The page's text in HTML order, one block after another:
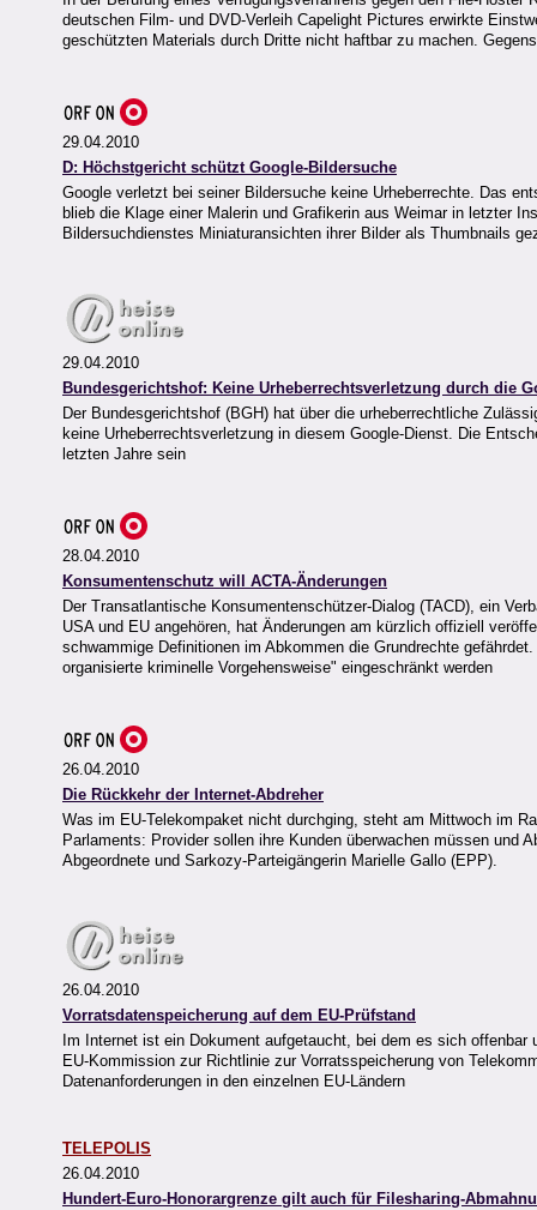
deutschen Film- und DVD-Verleih Capelight Pictures erwirkte
geschützten Materials durch Dritte nicht haftbar zu machen.
29.04.2010
D: Höchstgericht schützt Google-Bildersuche
Google verletzt bei seiner Bildersuche keine Urheberrechte. Das
blieb die Klage einer Malerin und Grafikerin aus Weimar in letzter
Bildersuchdienstes Miniaturansichten ihrer Bilder als Thumbnails
29.04.2010
Bundesgerichtshof: Keine Urheberrechtsverletzung durch die
Der Bundesgerichtshof (BGH) hat über die urheberrechtliche
keine Urheberrechtsverletzung in diesem Google-Dienst. Die
letzten Jahre sein
28.04.2010
Konsumentenschutz will ACTA-Änderungen
Der Transatlantische Konsumentenschützer-Dialog (TACD), ein
USA und EU angehören, hat Änderungen am kürzlich offiziell
schwammige Definitionen im Abkommen die Grundrechte
organisierte kriminelle Vorgehensweise" eingeschränkt werden
26.04.2010
Die Rückkehr der Internet-Abdreher
Was im EU-Telekompaket nicht durchging, steht am Mittwoch im
Parlaments: Provider sollen ihre Kunden überwachen müssen und
Abgeordnete und Sarkozy-Parteigängerin Marielle Gallo (EPP).
26.04.2010
Vorratsdatenspeicherung auf dem EU-Prüfstand
Im Internet ist ein Dokument aufgetaucht, bei dem es sich
EU-Kommission zur Richtlinie zur Vorratsspeicherung von
Datenanforderungen in den einzelnen EU-Ländern
TELEPOLIS
26.04.2010
Hundert-Euro-Honorargrenze gilt auch für Filesharing-